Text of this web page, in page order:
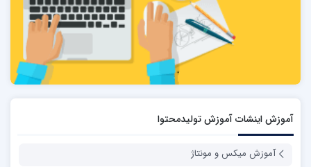
آموزش اینشات آموزش تولیدمحتوا
آموزش میکس و مونتاژ